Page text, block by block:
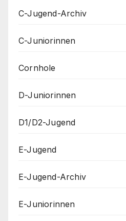
C-Jugend-Archiv
C-Juniorinnen
Cornhole
D-Juniorinnen
D1/D2-Jugend
E-Jugend
E-Jugend-Archiv
E-Juniorinnen